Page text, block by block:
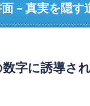
– 真実を隠す
字に誘導さ